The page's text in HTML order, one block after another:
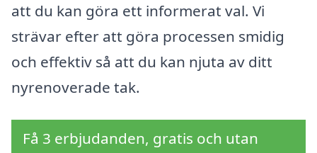
att du kan göra ett informerat val. Vi
strävar efter att göra processen smidig
och effektiv så att du kan njuta av ditt
nyrenoverade tak.
Få 3 erbjudanden, gratis och utan